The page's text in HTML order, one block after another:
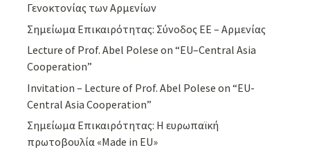
Γενοκτονίας των Αρμενίων
Σημείωμα Επικαιρότητας: Σύνοδος ΕΕ – Αρμενίας
Lecture of Prof. Abel Polese on “EU–Central Asia
Cooperation”
Invitation – Lecture of Prof. Abel Polese on “EU-
Central Asia Cooperation”
Σημείωμα Επικαιρότητας: Η ευρωπαϊκή
πρωτοβουλία «Made in EU»